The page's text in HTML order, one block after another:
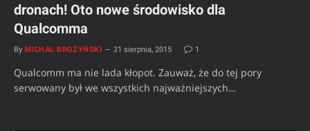
dronach! Oto nowe środowisko dla
Qualcomma
By MICHAŁ BROŻYŃSKI 21 sierpnia, 2015 1
Qualcomm ma nie lada kłopot. Zauważ, że do tej pory
serwowany był we wszystkich najważniejszych…